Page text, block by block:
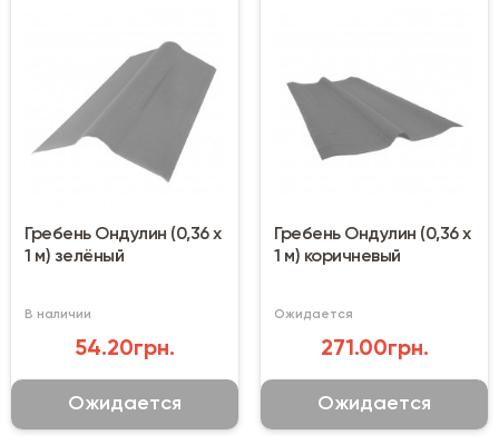
Гребень Ондулин (0,36 х
1 м) зелёный
В наличии
54.20грн.
Ожидается
Гребень Ондулин (0,36 х
1 м) коричневый
Ожидается
271.00грн.
Ожидается